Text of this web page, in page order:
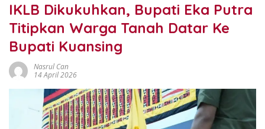
IKLB Dikukuhkan, Bupati Eka Putra
Titipkan Warga Tanah Datar Ke
Bupati Kuansing
Nasrul Can
14 April 2026